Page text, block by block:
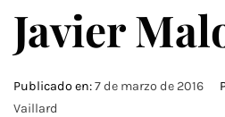
Javier
Publicado en:7 de marzo de 2016
Vaillard